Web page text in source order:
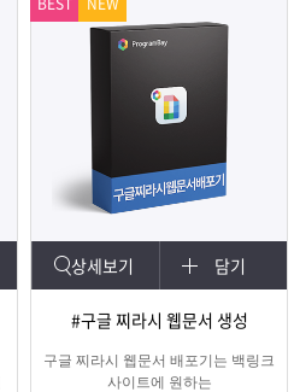
상세보기 담기
#구글 찌라시 웹문서 생성
구글 찌라시 웹문서 배포기는 백링크
사이트에 원하는